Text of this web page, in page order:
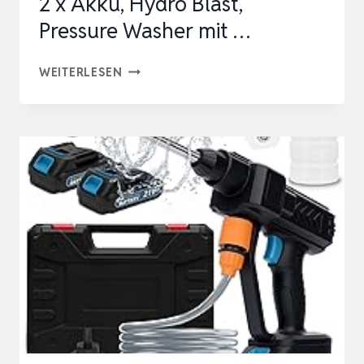
Pressure Washer mit …
WEITERLESEN AKKU
HOCHDRUCKREINIGER
MIT
2
X
AKKU,
PRESSURE
WASHER